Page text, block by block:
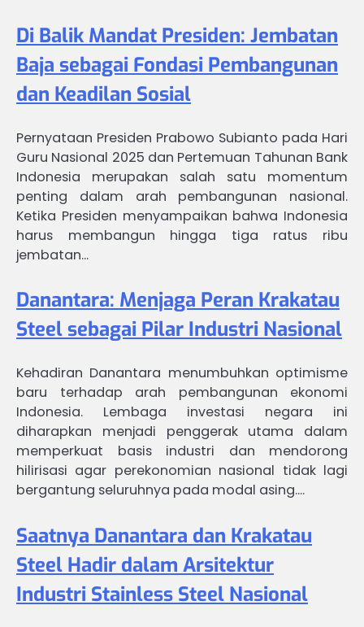
Di Balik Mandat Presiden: Jembatan
Baja sebagai Fondasi Pembangunan
dan Keadilan Sosial
Pernyataan Presiden Prabowo Subianto pada Hari
Guru Nasional 2025 dan Pertemuan Tahunan Bank
Indonesia merupakan salah satu momentum
penting dalam arah pembangunan nasional.
Ketika Presiden menyampaikan bahwa Indonesia
harus membangun hingga tiga ratus ribu
jembatan…
Danantara: Menjaga Peran Krakatau
Steel sebagai Pilar Industri Nasional
Kehadiran Danantara menumbuhkan optimisme
baru terhadap arah pembangunan ekonomi
Indonesia. Lembaga investasi negara ini
diharapkan menjadi penggerak utama dalam
memperkuat basis industri dan mendorong
hilirisasi agar perekonomian nasional tidak lagi
bergantung seluruhnya pada modal asing.…
Saatnya Danantara dan Krakatau
Steel Hadir dalam Arsitektur
Industri Stainless Steel Nasional